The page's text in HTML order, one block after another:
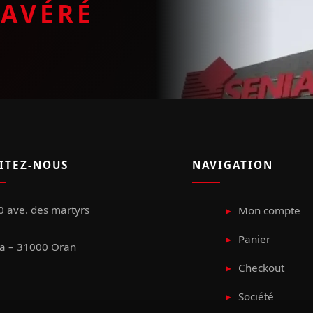
AVÉRÉ
NOUS
ave. des martyrs
– 31000 Oran
NAVIGATION
Mon compte
Panier
Checkout
Société